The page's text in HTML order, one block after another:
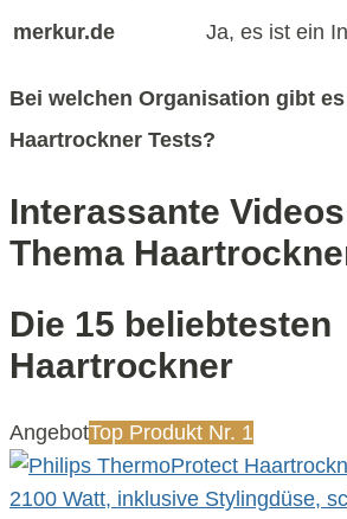
merkur.de
Ja, es ist ein
Bei welchen Organisation gibt
Haartrockner Tests?
Interassante
Thema
Die 15 beliebtesten
Haartrockner
AngebotTop Produkt Nr. 1